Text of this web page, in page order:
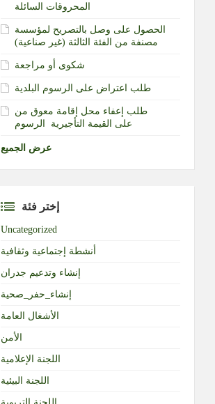
المحروقات السائلة
الحصول على وصل بالتصريح لمؤسسة
مصنفة من الفئة الثالثة (غير صناعية)‏
شكوى أو مراجعة
طلب اعتراض على الرسوم البلدية
طلب إعفاء محل إقامة معوق من
الرسوم‎ ‎على القيمة التأجيرية ‏
عرض الجميع
إختر فئة
Uncategorized
أنشطة إجتماعية وثقافية
إنشاء وتدعيم جدران
إنشاء_حفر_صحية
الأشغال العامة
الأمن
اللجنة الإعلامية
اللجنة البيئية